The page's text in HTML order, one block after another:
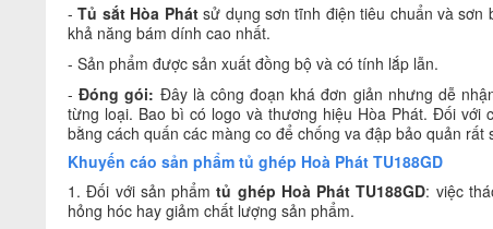
-Tủ sắt Hòa Phátsử dụng sơn tĩnh điện tiêu chuẩn và sơn
khả năng bám dính cao nhất.
- Sản phẩm được sản xuất đồng bộ và có tính lắp lẫn.
-Đóng gói: Đây là công đoạn khá đơn giản nhưng dễ
từng loại. Bao bì có logo và thương hiệu Hòa Phát. Đối với
bằng cách quấn các màng co để chống va đập bảo quản rất
Khuyến cáo sản phẩm tủ ghép Hoà Phát TU188GD
1. Đối với sản phẩmtủ ghép Hoà Phát TU188GD: việc
hỏng hóc hay giảm chất lượng sản phẩm.